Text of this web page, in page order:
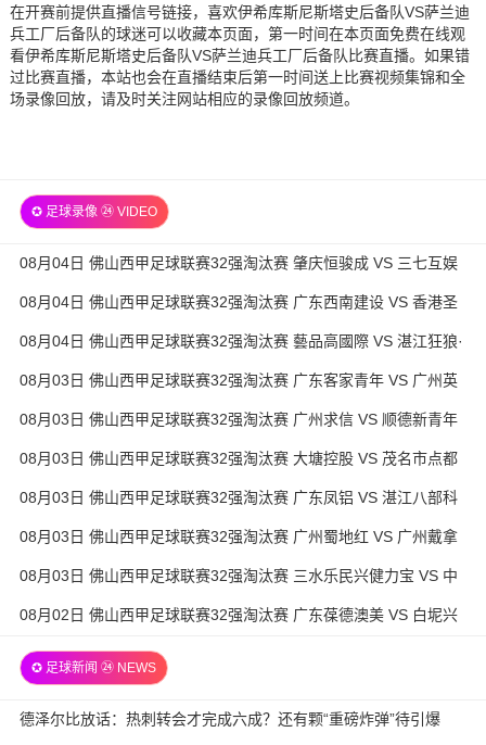
在开赛前提供直播信号链接，喜欢伊希库斯尼斯塔史后备队VS萨兰迪
兵工厂后备队的球迷可以收藏本页面，第一时间在本页面免费在线观
看伊希库斯尼斯塔史后备队VS萨兰迪兵工厂后备队比赛直播。如果错
过比赛直播，本站也会在直播结束后第一时间送上比赛视频集锦和全
场录像回放，请及时关注网站相应的录像回放频道。
✪ 足球录像 ㉔ VIDEO
08月04日 佛山西甲足球联赛32强淘汰赛 肇庆恒骏成 VS 三七互娱
全场录像
08月04日 佛山西甲足球联赛32强淘汰赛 广东西南建设 VS 香港圣
徒 全场录像
08月04日 佛山西甲足球联赛32强淘汰赛 藝品高國際 VS 湛江狂狼·
粵辉能源 全场录像
08月03日 佛山西甲足球联赛32强淘汰赛 广东客家青年 VS 广州英
华思力U17 全场录像
08月03日 佛山西甲足球联赛32强淘汰赛 广州求信 VS 顺德新青年
全场录像
08月03日 佛山西甲足球联赛32强淘汰赛 大塘控股 VS 茂名市点都
得 全场录像
08月03日 佛山西甲足球联赛32强淘汰赛 广东凤铝 VS 湛江八部科
技 全场录像
08月03日 佛山西甲足球联赛32强淘汰赛 广州蜀地红 VS 广州戴拿
模 全场录像
08月03日 佛山西甲足球联赛32强淘汰赛 三水乐民兴健力宝 VS 中
国澳门澳科精英 全场录像
08月02日 佛山西甲足球联赛32强淘汰赛 广东葆德澳美 VS 白坭兴
✪ 足球新闻 ㉔ NEWS
德泽尔比放话：热刺转会才完成六成？还有颗“重磅炸弹”待引爆